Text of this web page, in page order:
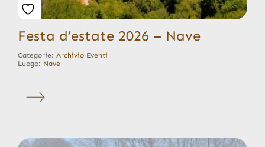
Festa d’estate 2026 – Nave
Categorie: Archivio Eventi
Luogo: Nave